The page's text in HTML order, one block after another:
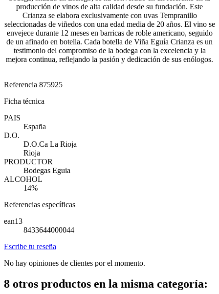
producción de vinos de alta calidad desde su fundación. Este
Crianza se elabora exclusivamente con uvas Tempranillo
seleccionadas de viñedos con una edad media de 20 años. El vino se
envejece durante 12 meses en barricas de roble americano, seguido
de un afinado en botella. Cada botella de Viña Eguía Crianza es un
testimonio del compromiso de la bodega con la excelencia y la
mejora continua, reflejando la pasión y dedicación de sus enólogos​.
Referencia 875925
Ficha técnica
PAIS
España
D.O.
D.O.Ca La Rioja
Rioja
PRODUCTOR
Bodegas Eguia
ALCOHOL
14%
Referencias específicas
ean13
8433644000044
Escribe tu reseña
No hay opiniones de clientes por el momento.
8 otros productos en la misma categoría: